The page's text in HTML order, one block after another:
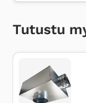
Tutustu